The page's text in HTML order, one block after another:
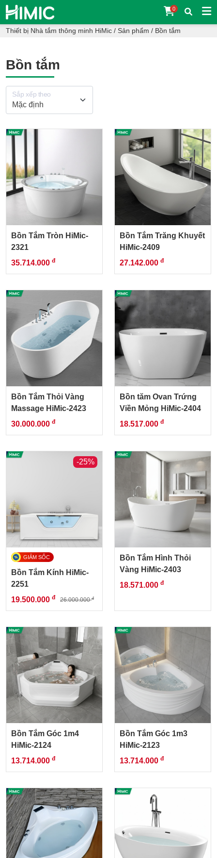
0
Thiết bị Nhà tắm thông minh HiMic / Sản phẩm / Bồn tắm
Bồn tắm
Sắp xếp theo
Bồn Tắm Tròn HiMic-
2321
35.714.000 đ
Bồn Tắm Trăng Khuyết
HiMic-2409
27.142.000 đ
Bồn Tắm Thỏi Vàng
Massage HiMic-2423
30.000.000 đ
Bồn tăm Ovan Trứng
Viền Mỏng HiMic-2404
18.517.000 đ
-25%
Bồn Tắm Kính HiMic-
2251
19.500.000 đ 26.000.000đ
Bồn Tắm Hình Thỏi
Vàng HiMic-2403
18.571.000 đ
Bồn Tắm Góc 1m4
HiMic-2124
13.714.000 đ
Bồn Tắm Góc 1m3
HiMic-2123
13.714.000 đ